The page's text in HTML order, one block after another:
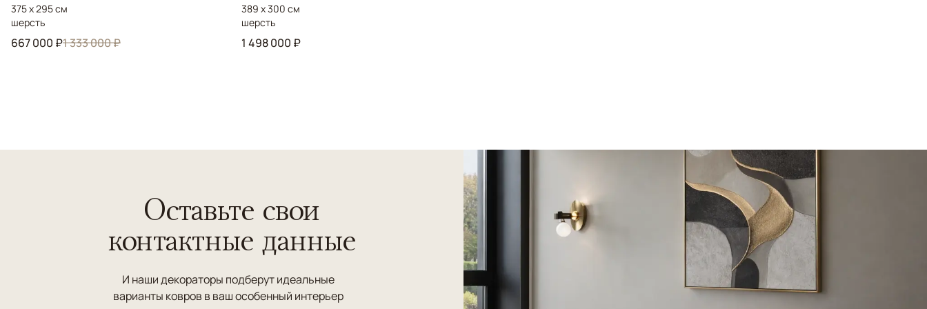
375 x 295 см
шерсть
667 000 ₽1 333 000 ₽
389 x 300 см
шерсть
1 498 000 ₽
Оставьте свои
контактные данные
И наши декораторы подберут идеальные
варианты ковров в ваш особенный интерьер